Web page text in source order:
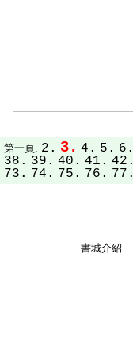
第一頁. 2. 3. 4. 5. 6.
38. 39. 40. 41. 42.
73. 74. 75. 76. 77.
書城介紹